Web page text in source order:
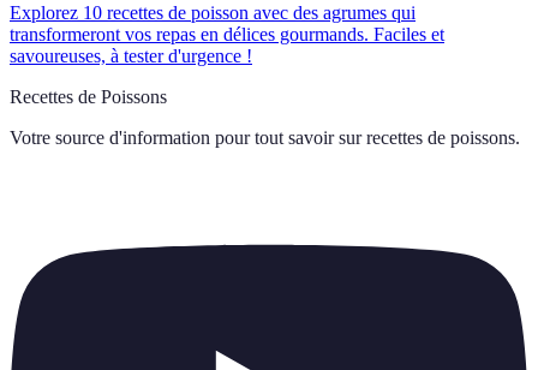
Explorez 10 recettes de poisson avec des agrumes qui
transformeront vos repas en délices gourmands. Faciles et
savoureuses, à tester d'urgence !
Recettes de Poissons
Votre source d'information pour tout savoir sur recettes de poissons.